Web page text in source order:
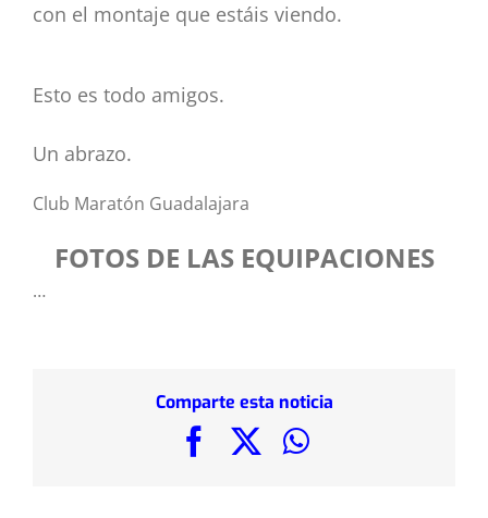
con el montaje que estáis viendo.
Esto es todo amigos.
Un abrazo.
Club Maratón Guadalajara
FOTOS DE LAS EQUIPACIONES
…
Comparte esta noticia
FacebookWhatsApp